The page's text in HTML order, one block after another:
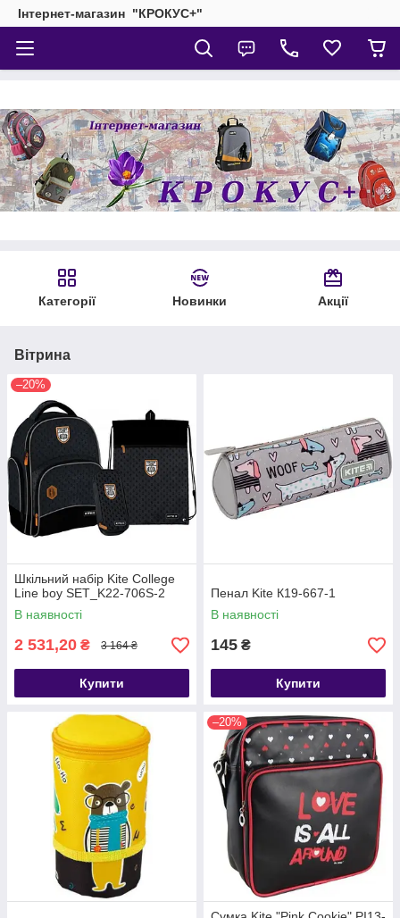
Інтернет-магазин "КРОКУС+"
Категорії Новинки Акції
Вітрина
–20%
Шкільний набір Kite College
Line boy SET_K22-706S-2
В наявності
2 531,20 ₴ 3 164 ₴
Купити
Пенал Kite К19-667-1
В наявності
145 ₴
Купити
–20%